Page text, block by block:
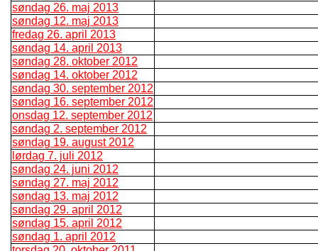
søndag 26. maj 2013
søndag 12. maj 2013
fredag 26. april 2013
søndag 14. april 2013
søndag 28. oktober 2012
søndag 14. oktober 2012
søndag 30. september 2012
søndag 16. september 2012
onsdag 12. september 2012
søndag 2. september 2012
søndag 19. august 2012
lørdag 7. juli 2012
søndag 24. juni 2012
søndag 27. maj 2012
søndag 13. maj 2012
søndag 29. april 2012
søndag 15. april 2012
søndag 1. april 2012